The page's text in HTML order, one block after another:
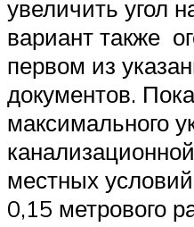
увеличить угол
вариант также
первом из
документов.
максимального
местных
0,15 метрового